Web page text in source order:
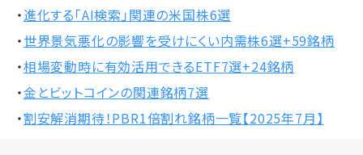
・進化する「AI検索」関連の米国株6選
・世界景気悪化の影響を受けにくい内需株6選+59銘柄
・相場変動時に有効活用できるETF7選+24銘柄
・金とビットコインの関連銘柄7選
・割安解消期待！PBR1倍割れ銘柄一覧【2025年7月】